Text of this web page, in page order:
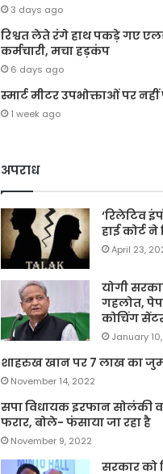
3 days ago
रिश्वत लेते रंगे हाथ पकड़े गए
कर्मचारी, मचा हड़कंप
6 days ago
स्मार्ट मीटर उपभोक्ताओं पर
1 week ago
अपराध
‘रिलेटिव
हाई कोर्ट
April 23,
योगी
गहलोत,
कोचिंग
January
शाहरुख खान पर 7 लाख का
November 14, 2022
सपा विधायक इरफान सोलंकी
फरार, बोले- फंसाया जा रहा है
November 9, 2022
सरकार को